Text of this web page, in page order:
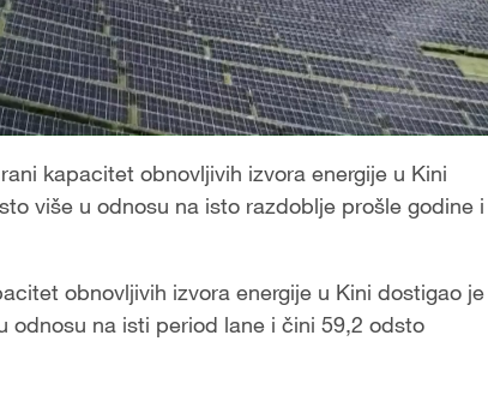
kapacitet obnovljivih izvora energije u Kini
više u odnosu na isto razdoblje prošle godine i
obnovljivih izvora energije u Kini dostigao je
odnosu na isti period lane i čini 59,2 odsto